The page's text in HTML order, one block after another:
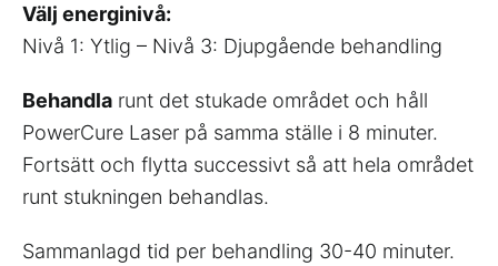
Välj energinivå:
Nivå 1: Ytlig – Nivå 3: Djupgående behandling
Behandla runt det stukade området och håll
PowerCure Laser på samma ställe i 8 minuter.
Fortsätt och flytta successivt så att hela området
runt stukningen behandlas.
Sammanlagd tid per behandling 30-40 minuter.